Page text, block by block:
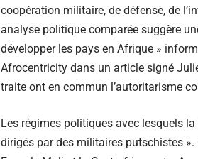
coopération militaire, de défense, de
analyse politique comparée suggère
développer les pays en Afrique »
Afrocentricity dans un article signé
traite ont en commun l’autoritarisme
Les régimes politiques avec lesquels
dirigés par des militaires putschistes ».